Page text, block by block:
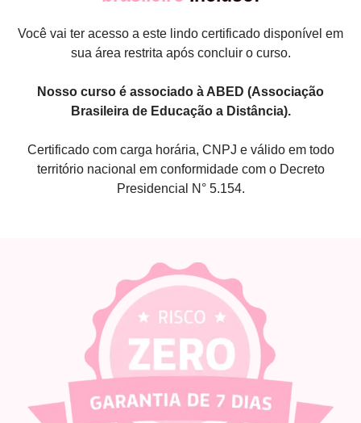
Você vai ter acesso a este lindo certificado disponível em
sua área restrita após concluir o curso.
Nosso curso é associado à ABED (Associação
Brasileira de Educação a Distância).
Certificado com carga horária, CNPJ e válido em todo
território nacional em conformidade com o Decreto
Presidencial N° 5.154.